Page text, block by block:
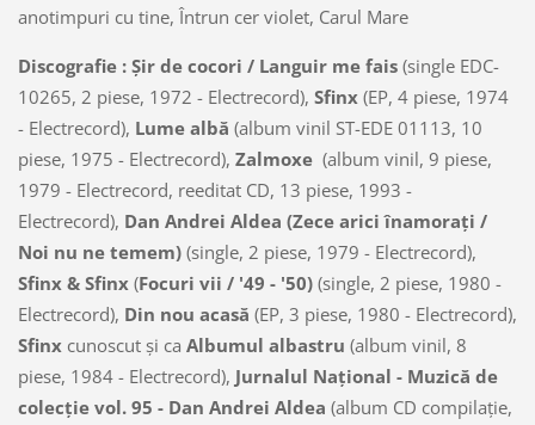
anotimpuri cu tine, Întrun cer violet, Carul Mare
Discografie : Şir de cocori / Languir me fais(single EDC-
10265, 2 piese, 1972 - Electrecord), Sfinx (EP, 4 piese, 1974
- Electrecord), Lume albă (album vinil ST-EDE 01113, 10
piese, 1975 - Electrecord), Zalmoxe (album vinil, 9 piese,
1979 - Electrecord, reeditat CD, 13 piese, 1993 -
Electrecord), Dan Andrei Aldea (Zece arici înamoraţi /
Noi nu ne temem)(single, 2 piese, 1979 - Electrecord),
Sfinx & Sfinx(Focuri vii / '49 - '50)(single, 2 piese, 1980 -
Electrecord), Din nou acasă (EP, 3 piese, 1980 - Electrecord),
Sfinx cunoscut şi ca Albumul albastru (album vinil, 8
piese, 1984 - Electrecord), Jurnalul Naţional - Muzică de
colecţie vol. 95 - Dan Andrei Aldea (album CD compilaţie,